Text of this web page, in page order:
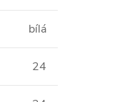
bílá
24